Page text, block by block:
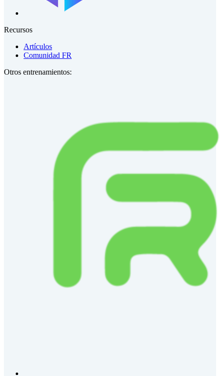
Recursos
Artículos
Comunidad FR
Otros entrenamientos: